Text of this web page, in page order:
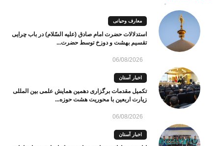
معارف وحیانی
استدلالات حضرت امام صادق (علیه السّلام) در باب چرایی
تقسیم بهشت و دوزخ توسط حضرت...
06/08/2026
اخبار آستان
تکمیل مقدمات برگزاری دهمین همایش علمی بین المللی
زیارت اربعین با محوریت هشت حوزه...
06/08/2026
اخبار آستان